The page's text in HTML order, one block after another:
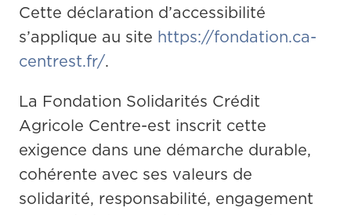
Cette déclaration d’accessibilité
s’applique au site https://fondation.ca-
centrest.fr/.
La Fondation Solidarités Crédit
Agricole Centre-est inscrit cette
exigence dans une démarche durable,
cohérente avec ses valeurs de
solidarité, responsabilité, engagement